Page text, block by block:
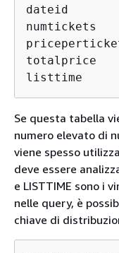
Se questa tabella
numero elevato di
viene spesso
deve essere
e LISTTIME sono i
nelle query, è
chiave di